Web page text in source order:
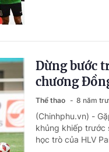
Dừng bước
chương
Thể thao 8 năm
(Chinhphu.vn) -
khủng khiếp trước
học trò của HLV